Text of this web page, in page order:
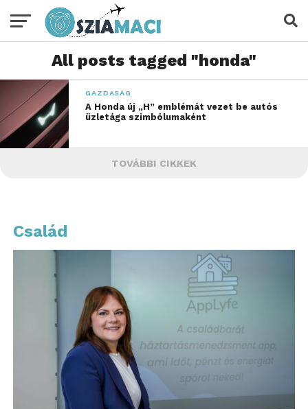
All posts tagged "honda"
GAZDASÁG
A Honda új „H” emblémát vezet be autós
üzletága szimbólumaként
TOVÁBBI CIKKEK
Család